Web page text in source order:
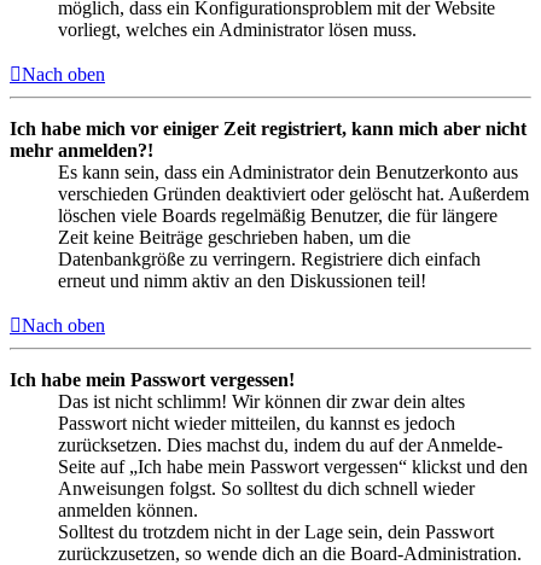
möglich, dass ein Konfigurationsproblem mit der Website
vorliegt, welches ein Administrator lösen muss.
Nach oben
Ich habe mich vor einiger Zeit registriert, kann mich aber nicht
mehr anmelden?!
Es kann sein, dass ein Administrator dein Benutzerkonto aus
verschieden Gründen deaktiviert oder gelöscht hat. Außerdem
löschen viele Boards regelmäßig Benutzer, die für längere
Zeit keine Beiträge geschrieben haben, um die
Datenbankgröße zu verringern. Registriere dich einfach
erneut und nimm aktiv an den Diskussionen teil!
Nach oben
Ich habe mein Passwort vergessen!
Das ist nicht schlimm! Wir können dir zwar dein altes
Passwort nicht wieder mitteilen, du kannst es jedoch
zurücksetzen. Dies machst du, indem du auf der Anmelde-
Seite auf „Ich habe mein Passwort vergessen“ klickst und den
Anweisungen folgst. So solltest du dich schnell wieder
anmelden können.
Solltest du trotzdem nicht in der Lage sein, dein Passwort
zurückzusetzen, so wende dich an die Board-Administration.